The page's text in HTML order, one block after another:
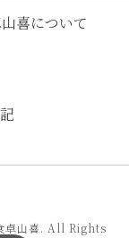
喜について
卓山喜. All Rights